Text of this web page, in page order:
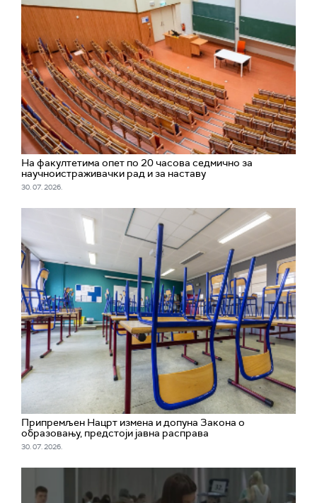
На факултетима опет по 20 часова седмично за
научноистраживачки рад и за наставу
30. 07. 2026.
Припремљен Нацрт измена и допуна Закона о
образовању, предстоји јавна расправа
30. 07. 2026.